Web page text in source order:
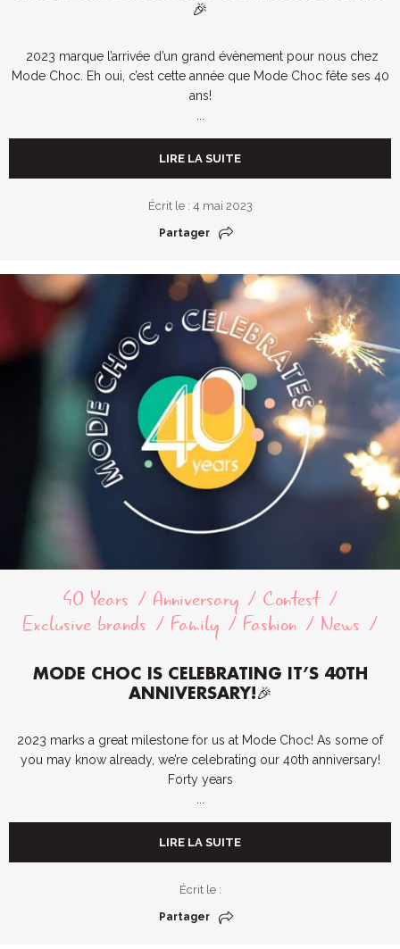
🎉
2023 marque l’arrivée d’un grand évènement pour nous chez
Mode Choc. Eh oui, c’est cette année que Mode Choc fête ses 40
ans!
LIRE LA SUITE
Écrit le : 4 mai 2023
Partager
40 Years Anniversary
Contest
Exclusive brands
Family Fashion News
MODE CHOC IS CELEBRATING IT’S 40TH
ANNIVERSARY!🎉
2023 marks a great milestone for us at Mode Choc! As some of
you may know already, we’re celebrating our 40th anniversary!
Forty years
...
LIRE LA SUITE
Écrit le :
Partager